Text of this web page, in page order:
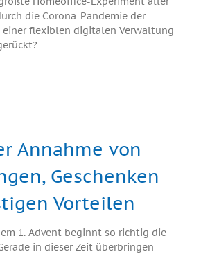
die Corona-Pandemie der
flexiblen digitalen Verwaltung
Annahme von
Geschenken
Vorteilen
1. Advent beginnt so richtig die
in dieser Zeit überbringen